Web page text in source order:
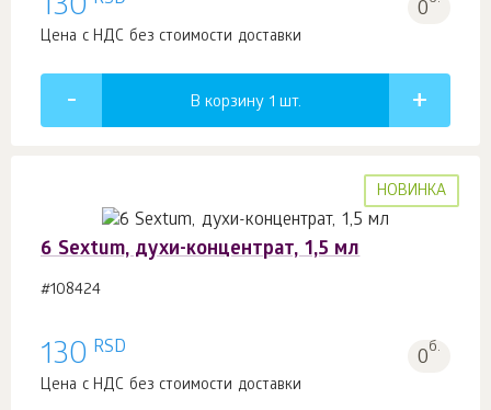
130 0
Цена с НДС без стоимости доставки
В корзину 1 шт.
НОВИНКА
6 Sextum, духи-концентрат, 1,5 мл
#108424
130 RSD 0б.
Цена с НДС без стоимости доставки